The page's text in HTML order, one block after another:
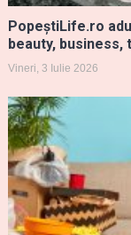
PopeștiLife.ro
beauty,
Vineri, 3 Iulie 2026